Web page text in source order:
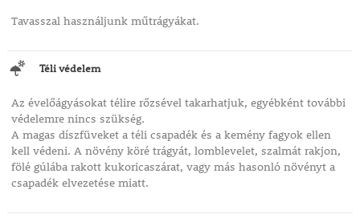
Tavasszal használjunk műtrágyákat.
Téli védelem
Az évelőágyásokat télire rőzsével takarhatjuk, egyébként további
védelemre nincs szükség.
A magas díszfüveket a téli csapadék és a kemény fagyok ellen
kell védeni. A növény köré trágyát, lomblevelet, szalmát rakjon,
fölé gúlába rakott kukoricaszárat, vagy más hasonló növényt a
csapadék elvezetése miatt.